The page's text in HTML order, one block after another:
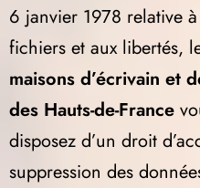
6 janvier 1978 relative
fichiers et aux libertés,
maisons d’écrivain et
des Hauts-de-France
disposez d’un droit
suppression des